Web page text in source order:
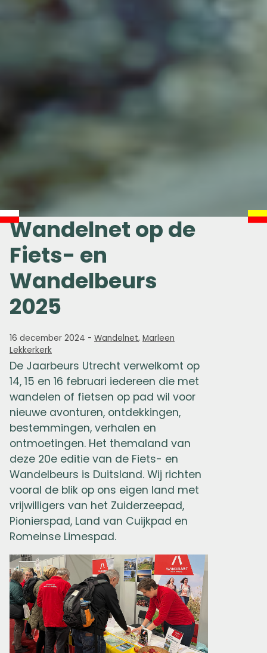
Wandelnet op de
Fiets- en
Wandelbeurs
2025
16 december 2024 - Wandelnet, Marleen
Lekkerkerk
De Jaarbeurs Utrecht verwelkomt op
14, 15 en 16 februari iedereen die met
wandelen of fietsen op pad wil voor
nieuwe avonturen, ontdekkingen,
bestemmingen, verhalen en
ontmoetingen. Het themaland van
deze 20e editie van de Fiets- en
Wandelbeurs is Duitsland. Wij richten
vooral de blik op ons eigen land met
vrijwilligers van het Zuiderzeepad,
Pionierspad, Land van Cuijkpad en
Romeinse Limespad.